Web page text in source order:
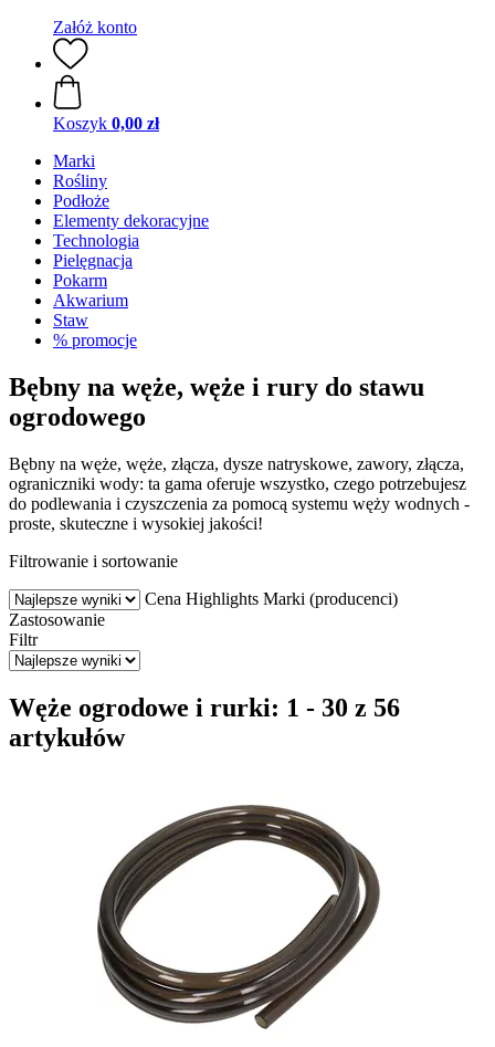
Załóż konto
Koszyk 0,00 zł
Marki
Rośliny
Podłoże
Elementy dekoracyjne
Technologia
Pielęgnacja
Pokarm
Akwarium
Staw
% promocje
Bębny na węże, węże i rury do stawu
ogrodowego
Bębny na węże, węże, złącza, dysze natryskowe, zawory, złącza,
ograniczniki wody: ta gama oferuje wszystko, czego potrzebujesz
do podlewania i czyszczenia za pomocą systemu węży wodnych -
proste, skuteczne i wysokiej jakości!
Filtrowanie i sortowanie
Cena Highlights Marki (producenci)
Zastosowanie
Filtr
Węże ogrodowe i rurki: 1 - 30 z 56
artykułów